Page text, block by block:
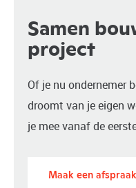
Samen
project
Of je nu ondernemer
droomt van je eigen
je mee vanaf de
Maak een afspraak